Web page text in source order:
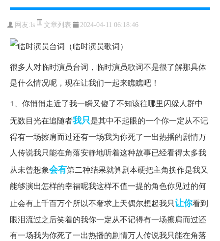
网友:ls 文章列表 2024-04-11 06:18:46
很多人对临时演员台词，临时演员歌词不是很了解那具体
是什么情况呢，现在让我们一起来瞧瞧吧！
1、你悄悄走近了我一瞬又傻了不知该往哪里闪躲人群中
无数目光在追随者我只是其中不起眼的一个你一定从不记
得有一场擦肩而过还有一场我为你死了一出热播的剧情万
人传说我只能在角落安静地听着这种故事已经看得太多我
从未曾想象会有第二种结果就算剧本硬把主角换作是我又
能够演出怎样的幸福呢我这样不值一提的角色你见过的何
止会有上千百万个所以不奢求上天偶尔想起我只让你看到
眼泪流过之后笑着的我你一定从不记得有一场擦肩而过还
有一场我为你死了一出热播的剧情万人传说我只能在角落